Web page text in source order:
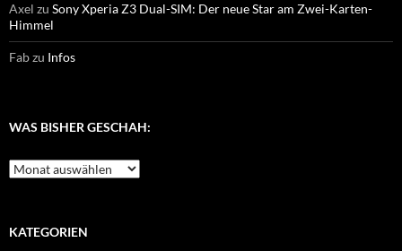
Axel zu Sony Xperia Z3 Dual-SIM: Der neue Star am Zwei-Karten-
Himmel
Fabzu Infos
WAS BISHER GESCHAH:
Was
bisher
KATEGORIEN